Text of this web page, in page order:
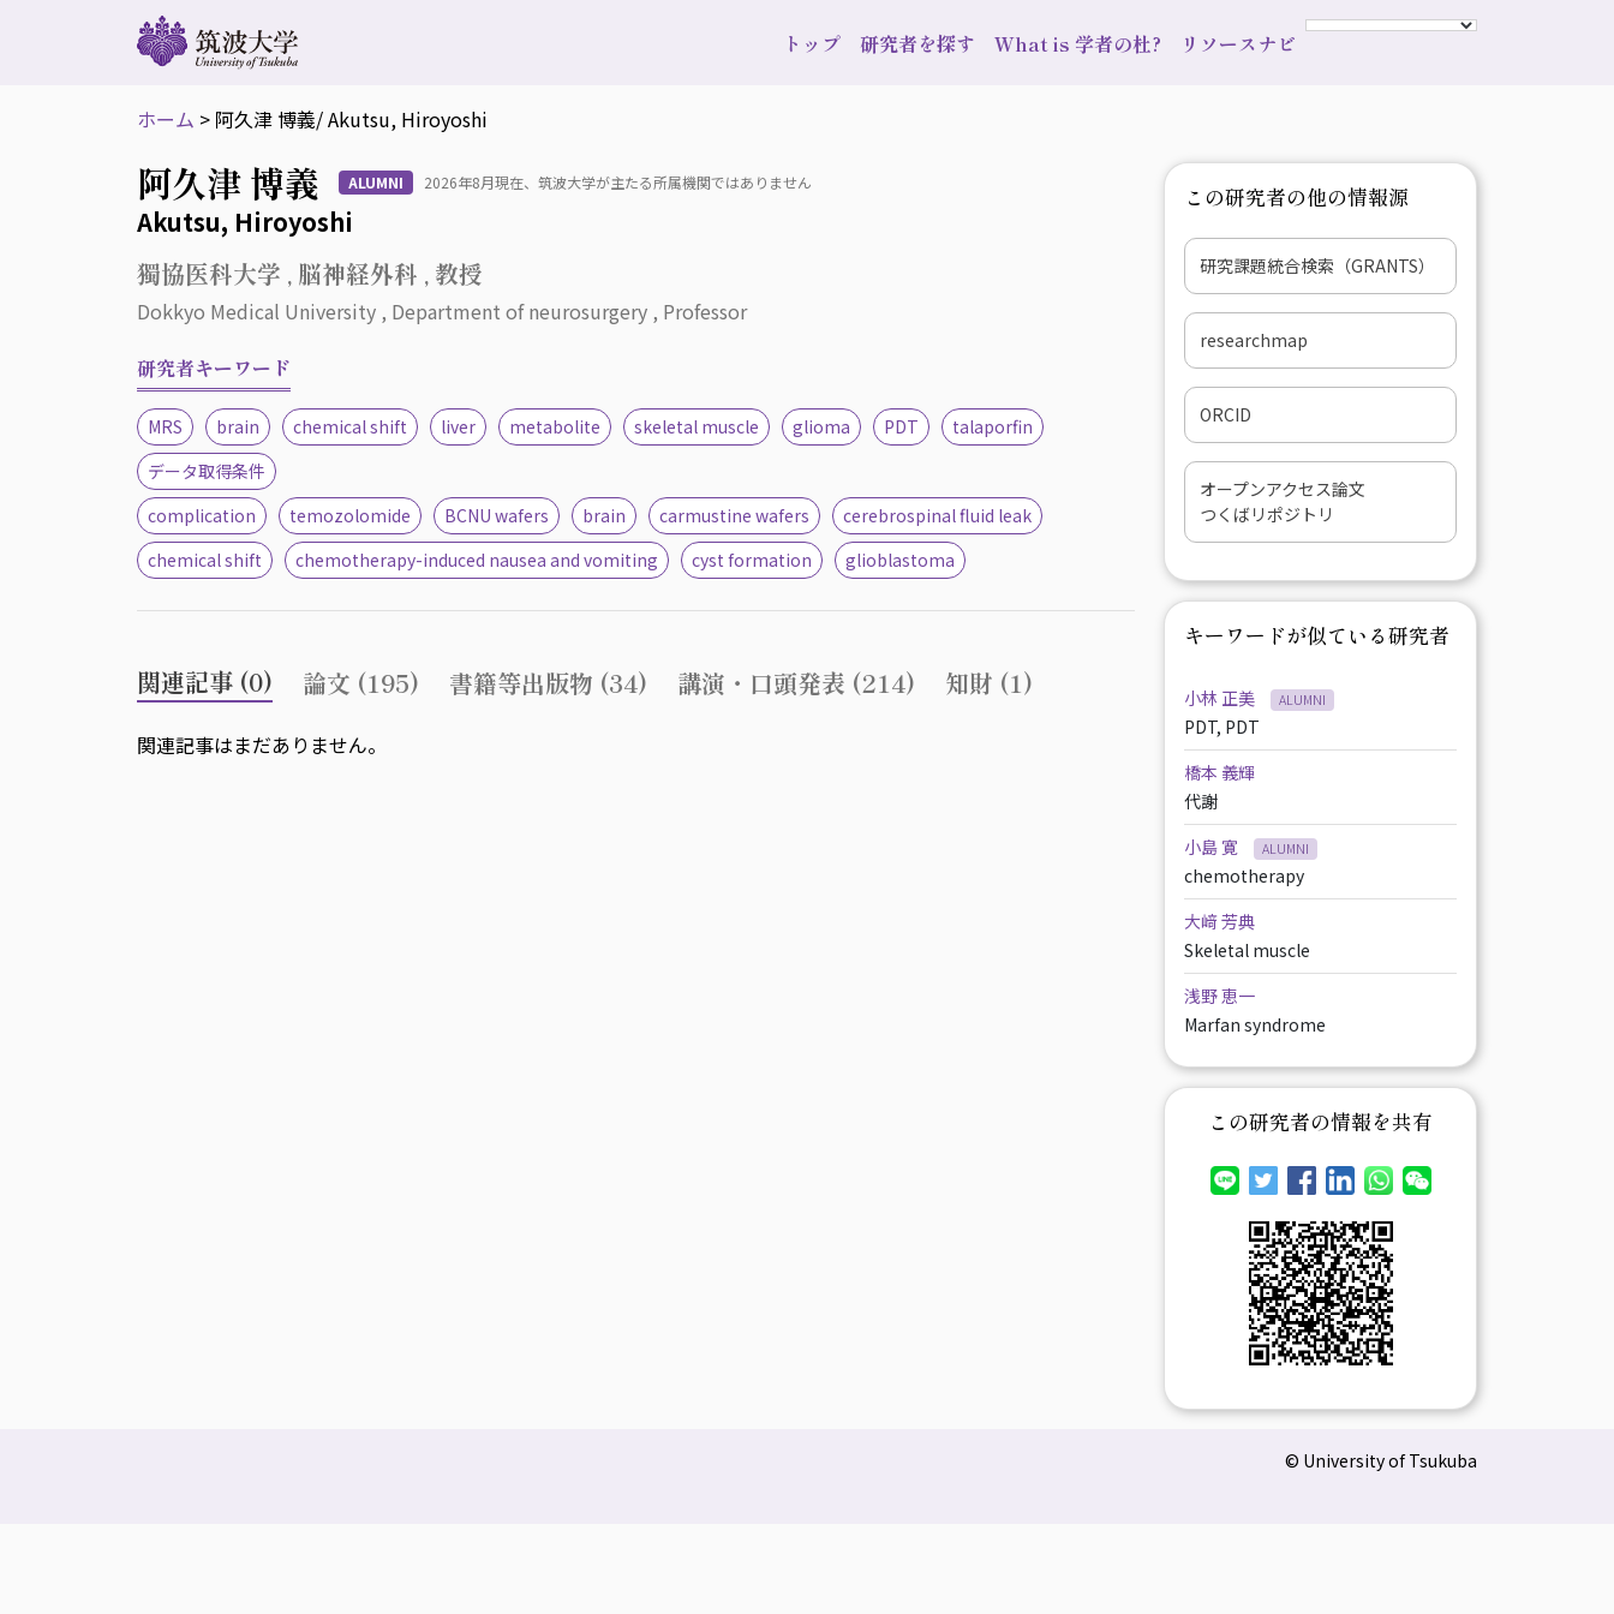
トップ 研究者を探す What is 学者の杜? リソースナビ
ホーム > 阿久津 博義/ Akutsu, Hiroyoshi
阿久津 博義 ALUMNI 2026年8月現在、筑波大学が主たる所属機関ではありません
Akutsu, Hiroyoshi
獨協医科大学 , 脳神経外科 , 教授
Dokkyo Medical University , Department of neurosurgery , Professor
研究者キーワード
MRS brain chemical shift liver metabolite skeletal muscle glioma PDT
talaporfin
データ取得条件
complication
temozolomide BCNU wafers brain carmustine wafers
cerebrospinal fluid leak
chemical shift
chemotherapy-induced nausea and vomiting cyst formation glioblastoma
関連記事 (0) 論文 (195) 書籍等出版物 (34) 講演・口頭発表 (214) 知財 (1)
関連記事はまだありません。
この研究者の他の情報源
研究課題統合検索（GRANTS）
researchmap
ORCID
オープンアクセス論文
つくばリポジトリ
キーワードが似ている研究者
小林 正美 ALUMNI
PDT, PDT
橋本 義輝
代謝
小島 寛
ALUMNI
chemotherapy
大﨑 芳典
Skeletal muscle
浅野 恵一
Marfan syndrome
この研究者の情報を共有
© University of Tsukuba